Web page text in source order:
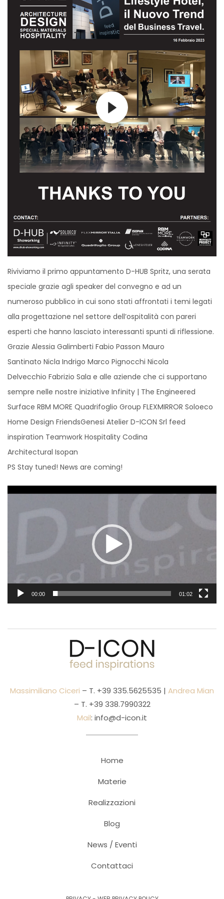
Riviviamo il primo appuntamento D-HUB Spritz, una serata
speciale grazie agli speaker del convegno e ad un
numeroso pubblico in cui sono stati affrontati i temi legati
alla progettazione nel settore dell’ospitalità con pareri
esperti che hanno lasciato interessanti spunti di riflessione.
Grazie Alessia Galimberti Fabio Passon Mauro
Santinato Nicla Indrigo Marco Pignocchi Nicola
Delvecchio Fabrizio Sala e alle aziende che ci supportano
sempre nelle nostre iniziative Infinity | The Engineered
Surface RBM MORE Quadrifoglio Group FLEXMIRROR Soloeco
Home Design FriendsGenesi Atelier D-ICON Srl feed
inspiration Teamwork Hospitality Codina
Architectural Isopan
PS Stay tuned! News are coming!
Video
00:00 01:02
Massimiliano Ciceri – T. +39 335.5625535 | Andrea Mian
– T. +39 338.7990322
Mail: info@d-icon.it
Home
Materie
Realizzazioni
Blog
News / Eventi
Contattaci